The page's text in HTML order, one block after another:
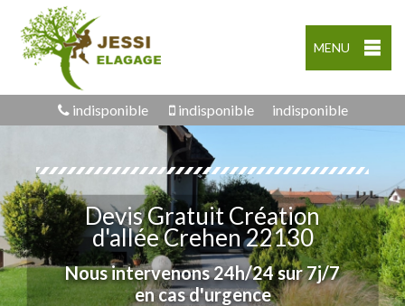
MENU
indisponible indisponible indisponible
Devis Gratuit Création
d'allée Crehen 22130
Nous intervenons 24h/24 sur 7j/7
en cas d'urgence